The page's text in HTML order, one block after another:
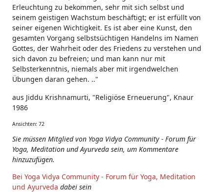
Erleuchtung zu bekommen, sehr mit sich selbst und
seinem geistigen Wachstum beschäftigt; er ist erfüllt von
seiner eigenen Wichtigkeit. Es ist aber eine Kunst, den
gesamten Vorgang selbstsüchtigen Handelns im Namen
Gottes, der Wahrheit oder des Friedens zu verstehen und
sich davon zu befreien; und man kann nur mit
Selbsterkenntnis, niemals aber mit irgendwelchen
Übungen daran gehen. .."
aus Jiddu Krishnamurti, "Religiöse Erneuerung", Knaur
1986
Ansichten: 72
Sie müssen Mitglied von Yoga Vidya Community - Forum für
Yoga, Meditation und Ayurveda sein, um Kommentare
hinzuzufügen.
Bei Yoga Vidya Community - Forum für Yoga, Meditation
und Ayurveda dabei sein